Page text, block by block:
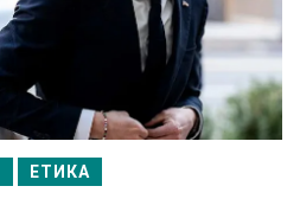
ЕТИКА